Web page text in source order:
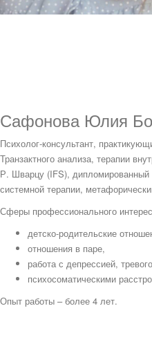
Сафонова Юлия
Психолог-консультант,
Транзактного анализа, терапии
Р. Шварцу (IFS), дипломированный
системной терапии,
Сферы профессионального
детско-родительские
отношения в паре,
работа с депрессией,
психосоматическими
Опыт работы – более 4 лет.